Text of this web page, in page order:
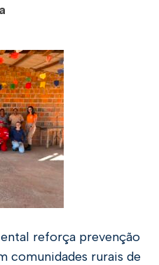
reforça prevenção
comunidades rurais de